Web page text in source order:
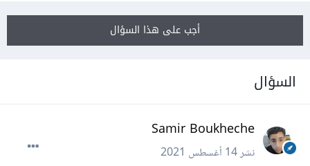
أجب على هذا السؤال
السؤال
Samir Boukheche
نشر14 أغسطس 2021